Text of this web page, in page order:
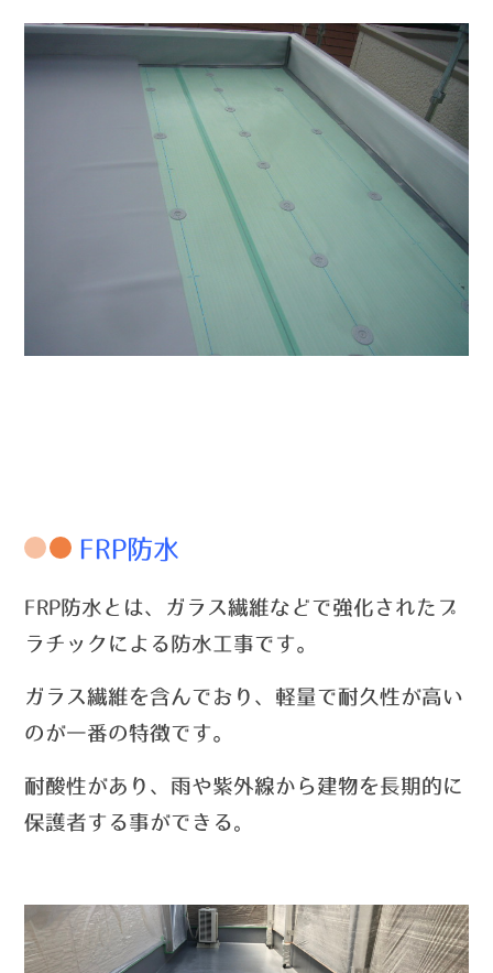
FRP防水
FRP防水とは、ガラス繊維などで強化されたプ
ラチックによる防水工事です。
ガラス繊維を含んでおり、軽量で耐久性が高い
のが一番の特徴です。
耐酸性があり、雨や紫外線から建物を長期的に
保護者する事ができる。